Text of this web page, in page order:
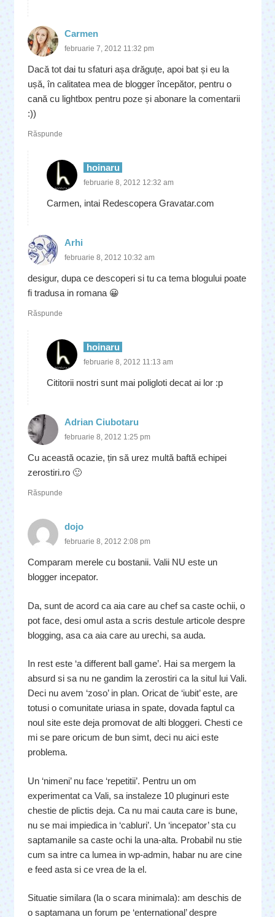
Carmen
februarie 7, 2012 11:32 pm
Dacă tot dai tu sfaturi așa drăguțe, apoi bat și eu la
ușă, în calitatea mea de blogger începător, pentru o
cană cu lightbox pentru poze și abonare la comentarii
:))
Răspunde
hoinaru
februarie 8, 2012 12:32 am
Carmen, intai Redescopera Gravatar.com
Arhi
februarie 8, 2012 10:32 am
desigur, dupa ce descoperi si tu ca tema blogului poate
fi tradusa in romana 😀
Răspunde
hoinaru
februarie 8, 2012 11:13 am
Cititorii nostri sunt mai poligloti decat ai lor :p
Adrian Ciubotaru
februarie 8, 2012 1:25 pm
Cu această ocazie, țin să urez multă baftă echipei
zerostiri.ro 🙂
Răspunde
dojo
februarie 8, 2012 2:08 pm
Comparam merele cu bostanii. Valii NU este un
blogger incepator.
Da, sunt de acord ca aia care au chef sa caste ochii, o
pot face, desi omul asta a scris destule articole despre
blogging, asa ca aia care au urechi, sa auda.
In rest este ‘a different ball game’. Hai sa mergem la
absurd si sa nu ne gandim la zerostiri ca la situl lui Vali.
Deci nu avem ‘zoso’ in plan. Oricat de ‘iubit’ este, are
totusi o comunitate uriasa in spate, dovada faptul ca
noul site este deja promovat de alti bloggeri. Chesti ce
mi se pare oricum de bun simt, deci nu aici este
problema.
Un ‘nimeni’ nu face ‘repetitii’. Pentru un om
experimentat ca Vali, sa instaleze 10 pluginuri este
chestie de plictis deja. Ca nu mai cauta care is bune,
nu se mai impiedica in ‘cabluri’. Un ‘incepator’ sta cu
saptamanile sa caste ochi la una-alta. Probabil nu stie
cum sa intre ca lumea in wp-admin, habar nu are cine
e feed asta si ce vrea de la el.
Situatie similara (la o scara minimala): am deschis de
o saptamana un forum pe ‘enternational’ despre